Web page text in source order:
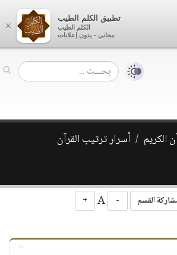
الكريم أسرار ترتيب القرآن
القسم -
+
×
تطبيق الكلم الطيب
الكلم الطيب
مجاني - بدون إعلانات